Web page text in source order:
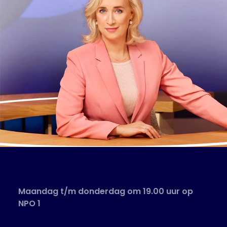
Maandag t/m donderdag om 19.00 uur op
NPO 1